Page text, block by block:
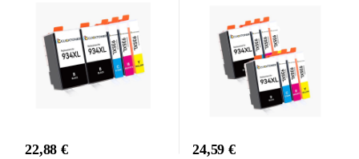
22,88 € 24,59 €